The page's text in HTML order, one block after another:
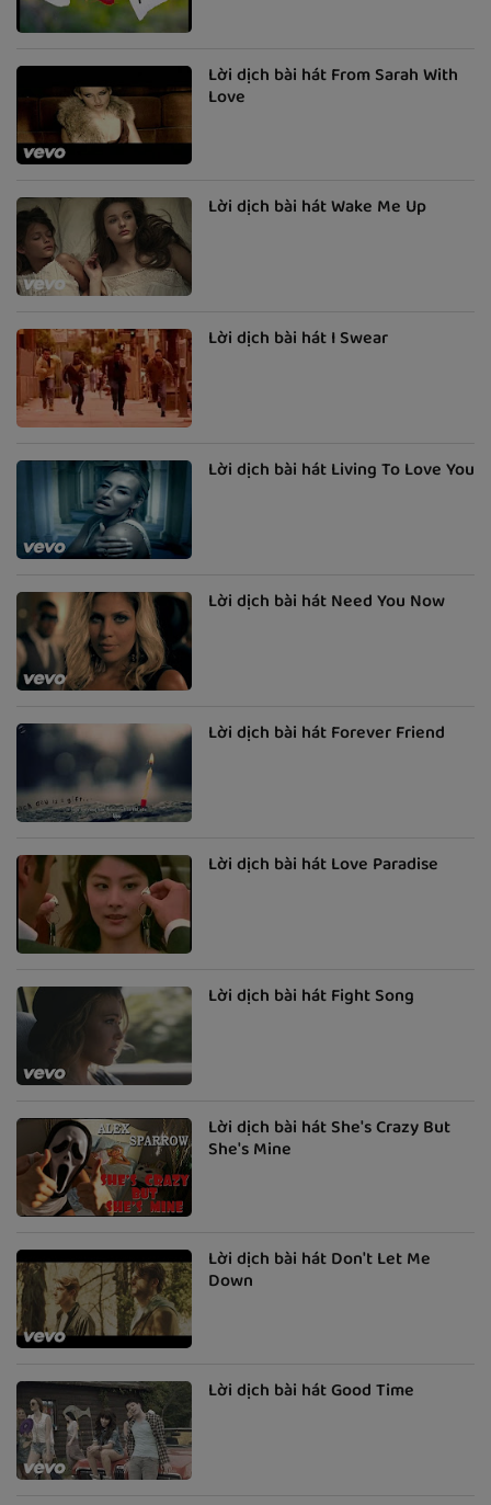
Lời dịch bài hát From Sarah With
Love
Lời dịch bài hát Wake Me Up
Lời dịch bài hát I Swear
Lời dịch bài hát Living To Love You
Lời dịch bài hát Need You Now
Lời dịch bài hát Forever Friend
Lời dịch bài hát Love Paradise
Lời dịch bài hát Fight Song
Lời dịch bài hát She's Crazy But
She's Mine
Lời dịch bài hát Don't Let Me
Down
Lời dịch bài hát Good Time